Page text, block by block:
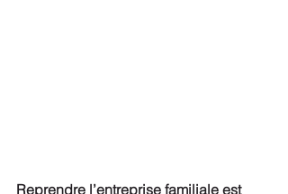
Reprendre l’entreprise familiale est